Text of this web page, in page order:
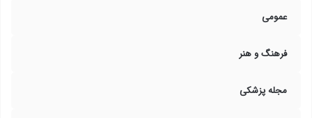
عمومی
فرهنگ و هنر
مجله پزشکی